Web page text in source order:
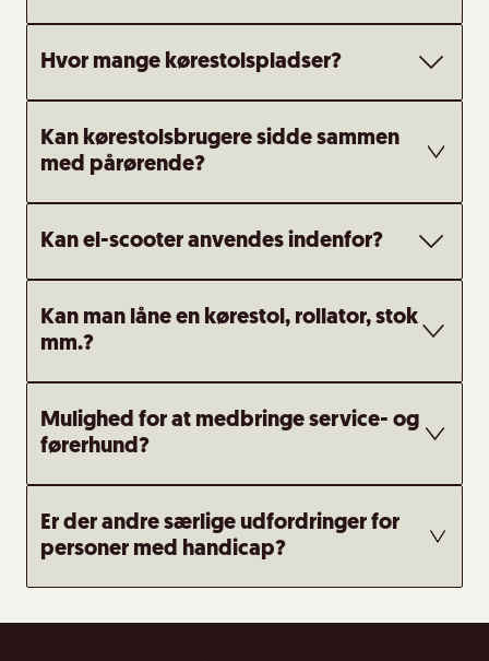
Hvor mange kørestolspladser?
Kan kørestolsbrugere sidde sammen
med pårørende?
Kan el-scooter anvendes indenfor?
Kan man låne en kørestol, rollator, stok
mm.?
Mulighed for at medbringe service- og
førerhund?
Er der andre særlige udfordringer for
personer med handicap?